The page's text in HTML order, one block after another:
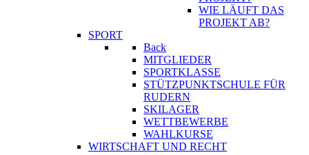
WIE LÄUFT DAS
PROJEKT AB?
SPORT
Back
MITGLIEDER
SPORTKLASSE
STÜTZPUNKTSCHULE FÜR
RUDERN
SKILAGER
WETTBEWERBE
WAHLKURSE
WIRTSCHAFT UND RECHT